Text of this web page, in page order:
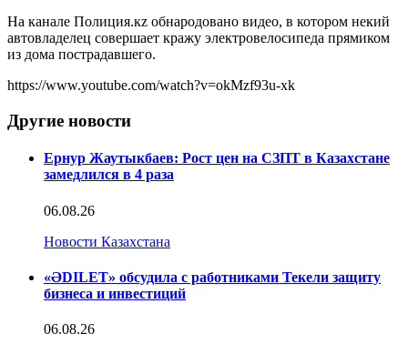
На канале Полиция.кz обнародовано видео, в котором некий
автовладелец совершает кражу электровелосипеда прямиком
из дома пострадавшего.
https://www.youtube.com/watch?v=okMzf93u-xk
Другие новости
Ернур Жаутыкбаев: Рост цен на СЗПТ в Казахстане
замедлился в 4 раза
06.08.26
Новости Казахстана
«ӘDILET» обсудила с работниками Текели защиту
бизнеса и инвестиций
06.08.26